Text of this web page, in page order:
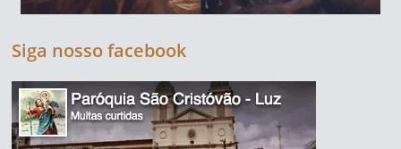
Siga nosso facebook